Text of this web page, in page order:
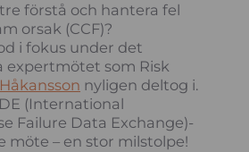
förstå och hantera fel
orsak (CCF)?
i fokus under det
expertmötet som Risk
nyligen deltog i.
(International
Failure Data Exchange)-
möte – en stor milstolpe!